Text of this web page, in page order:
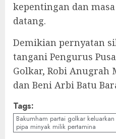
kepentingan dan
datang.
Demikian pernyatan
tangani Pengurus
Golkar, Robi Anugrah
dan Beni Arbi Batu
Tags:
Bakumham partai golkar
pipa minyak milik pertamina